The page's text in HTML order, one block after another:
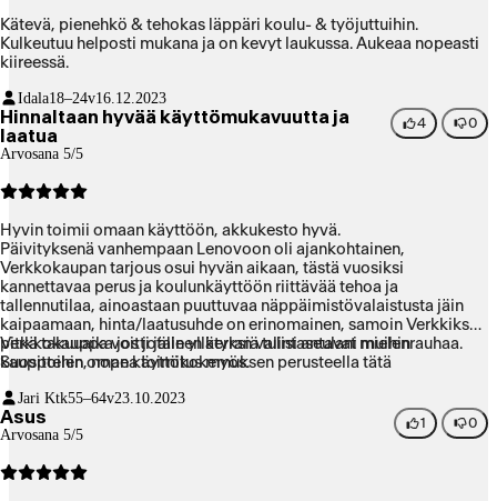
Kätevä, pienehkö & tehokas läppäri koulu- & työjuttuihin.
Kulkeutuu helposti mukana ja on kevyt laukussa. Aukeaa nopeasti
kiireessä.
Idala18–24v16.12.2023
Hinnaltaan hyvää käyttömukavuutta ja
laatua
Arvosana 5/5
4 0
Hyvin toimii omaan käyttöön, akkukesto hyvä.
Päivityksenä vanhempaan Lenovoon oli ajankohtainen,
Verkkokaupan tarjous osui hyvän aikaan, tästä vuosiksi
kannettavaa perus ja koulunkäyttöön riittävää tehoa ja
tallennutilaa, ainoastaan puuttuvaa näppäimistövalaistusta jäin
kaipaamaan, hinta/laatusuhde on erinomainen, samoin Verkkiksen
pitkä takuuaika jos jotain yllätyksiä tulisi antavat mielenrauhaa.
Suosittelen oman käyttökokemuksen perusteella tätä
Verkkokauppa voitti jälleen kerran valintaseulani muihin
kauppoihin, nopea toimitus myös.
Jari Ktk55–64v23.10.2023
Asus
Arvosana 5/5
1 0